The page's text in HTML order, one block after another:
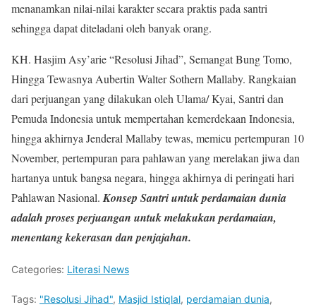
menanamkan nilai-nilai karakter secara praktis pada santri
sehingga dapat diteladani oleh banyak orang.
KH. Hasjim Asy’arie “Resolusi Jihad”, Semangat Bung Tomo,
Hingga Tewasnya Aubertin Walter Sothern Mallaby. Rangkaian
dari perjuangan yang dilakukan oleh Ulama/ Kyai, Santri dan
Pemuda Indonesia untuk mempertahan kemerdekaan Indonesia,
hingga akhirnya Jenderal Mallaby tewas, memicu pertempuran 10
November, pertempuran para pahlawan yang merelakan jiwa dan
hartanya untuk bangsa negara, hingga akhirnya di peringati hari
Pahlawan Nasional. Konsep Santri untuk perdamaian dunia
adalah proses perjuangan untuk melakukan perdamaian,
menentang kekerasan dan penjajahan.
Categories: Literasi News
Tags: "Resolusi Jihad", Masjid Istiqlal, perdamaian dunia,